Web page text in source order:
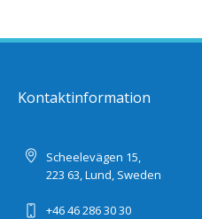
Kontaktinformation
Scheelevägen 15,
223 63, Lund, Sweden
+46 46 286 30 30